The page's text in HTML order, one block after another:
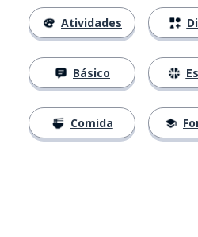
Atividades
Básico
Comida